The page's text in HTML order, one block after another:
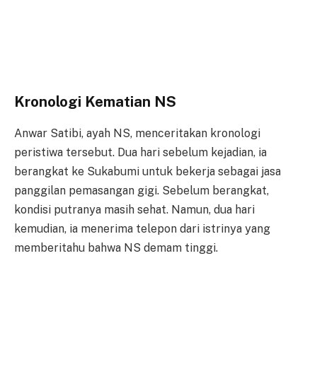
Kronologi Kematian NS
Anwar Satibi, ayah NS, menceritakan kronologi
peristiwa tersebut. Dua hari sebelum kejadian, ia
berangkat ke Sukabumi untuk bekerja sebagai jasa
panggilan pemasangan gigi. Sebelum berangkat,
kondisi putranya masih sehat. Namun, dua hari
kemudian, ia menerima telepon dari istrinya yang
memberitahu bahwa NS demam tinggi.